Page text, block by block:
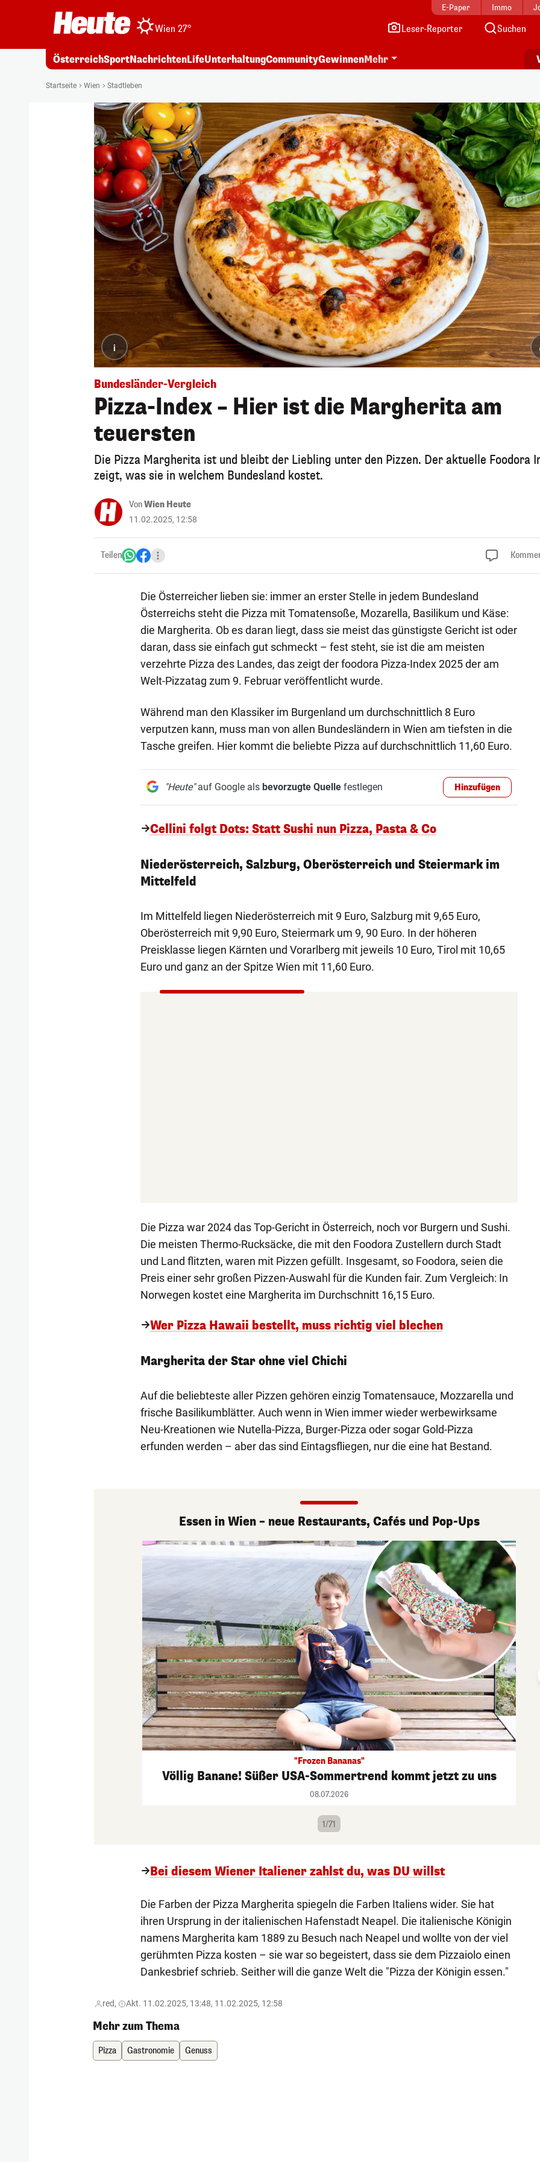
E-Paper Immo
Wien 27° Leser-Reporter Suchen
ÖsterreichSportNachrichtenLifeUnterhaltungCommunityGewinnenMehr
Startseite Wien Stadtleben
i
Bundesländer-Vergleich
Pizza-Index – Hier ist die Margherita am
teuersten
Die Pizza Margherita ist und bleibt der Liebling unter den Pizzen. Der aktuelle Foodora
zeigt, was sie in welchem Bundesland kostet.
VonWien Heute
11.02.2025, 12:58
Teilen
Die Österreicher lieben sie: immer an erster Stelle in jedem Bundesland
Österreichs steht die Pizza mit Tomatensoße, Mozarella, Basilikum und Käse:
die Margherita. Ob es daran liegt, dass sie meist das günstigste Gericht ist oder
daran, dass sie einfach gut schmeckt – fest steht, sie ist die am meisten
verzehrte Pizza des Landes, das zeigt der foodora Pizza-Index 2025 der am
Welt-Pizzatag zum 9. Februar veröffentlicht wurde.
Während man den Klassiker im Burgenland um durchschnittlich 8 Euro
verputzen kann, muss man von allen Bundesländern in Wien am tiefsten in die
Tasche greifen. Hier kommt die beliebte Pizza auf durchschnittlich 11,60 Euro.
"Heute"auf Google als bevorzugte Quellefestlegen Hinzufügen
Cellini folgt Dots: Statt Sushi nun Pizza, Pasta & Co
Niederösterreich, Salzburg, Oberösterreich und Steiermark im
Mittelfeld
Im Mittelfeld liegen Niederösterreich mit 9 Euro, Salzburg mit 9,65 Euro,
Oberösterreich mit 9,90 Euro, Steiermark um 9, 90 Euro. In der höheren
Preisklasse liegen Kärnten und Vorarlberg mit jeweils 10 Euro, Tirol mit 10,65
Euro und ganz an der Spitze Wien mit 11,60 Euro.
Die Pizza war 2024 das Top-Gericht in Österreich, noch vor Burgern und Sushi.
Die meisten Thermo-Rucksäcke, die mit den Foodora Zustellern durch Stadt
und Land flitzten, waren mit Pizzen gefüllt. Insgesamt, so Foodora, seien die
Preis einer sehr großen Pizzen-Auswahl für die Kunden fair. Zum Vergleich: In
Norwegen kostet eine Margherita im Durchschnitt 16,15 Euro.
Wer Pizza Hawaii bestellt, muss richtig viel blechen
Margherita der Star ohne viel Chichi
Auf die beliebteste aller Pizzen gehören einzig Tomatensauce, Mozzarella und
frische Basilikumblätter. Auch wenn in Wien immer wieder werbewirksame
Neu-Kreationen wie Nutella-Pizza, Burger-Pizza oder sogar Gold-Pizza
erfunden werden – aber das sind Eintagsfliegen, nur die eine hat Bestand.
Essen in Wien – neue Restaurants, Cafés und Pop-Ups
"Frozen Bananas"
Völlig Banane! Süßer USA-Sommertrend kommt jetzt zu uns
08.07.2026
1/71
Bei diesem Wiener Italiener zahlst du, was DU willst
Die Farben der Pizza Margherita spiegeln die Farben Italiens wider. Sie hat
ihren Ursprung in der italienischen Hafenstadt Neapel. Die italienische Königin
namens Margherita kam 1889 zu Besuch nach Neapel und wollte von der viel
gerühmten Pizza kosten – sie war so begeistert, dass sie dem Pizzaiolo einen
Dankesbrief schrieb. Seither will die ganze Welt die "Pizza der Königin essen."
red, Akt. 11.02.2025, 13:48, 11.02.2025, 12:58
Mehr zum Thema
Pizza Gastronomie Genuss